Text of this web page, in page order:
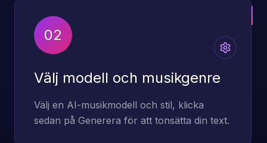
02
Välj modell och musikgenre
Välj en AI-musikmodell och stil, klicka
sedan på Generera för att tonsätta din text.